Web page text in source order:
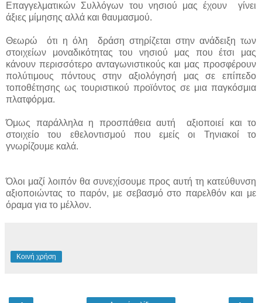
Επαγγελματικών Συλλόγων του νησιού μας έχουν γίνει
άξιες μίμησης αλλά και θαυμασμού.
Θεωρώ ότι η όλη δράση στηρίζεται στην ανάδειξη των
στοιχείων μοναδικότητας του νησιού μας που έτσι μας
κάνουν περισσότερο ανταγωνιστικούς και μας προσφέρουν
πολύτιμους πόντους στην αξιολόγησή μας σε επίπεδο
τοποθέτησης ως τουριστικού προϊόντος σε μια παγκόσμια
πλατφόρμα.
Όμως παράλληλα η προσπάθεια αυτή αξιοποιεί και το
στοιχείο του εθελοντισμού που εμείς οι Τηνιακοί το
γνωρίζουμε καλά.
Όλοι μαζί λοιπόν θα συνεχίσουμε προς αυτή τη κατεύθυνση
αξιοποιώντας το παρόν, με σεβασμό στο παρελθόν και με
όραμα για το μέλλον.
Κοινή χρήση